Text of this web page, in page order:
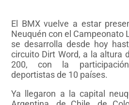
El BMX vuelve a estar
Neuquén con el Campeonato
se desarrolla desde hoy
circuito Dirt Word, a la altura
200, con la
deportistas de 10 países.
Ya llegaron a la capital